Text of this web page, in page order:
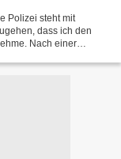
Polizei steht mit
dass ich den
Nach einer